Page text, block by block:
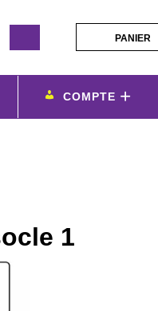
lampe
PANIER
COMPTE
1